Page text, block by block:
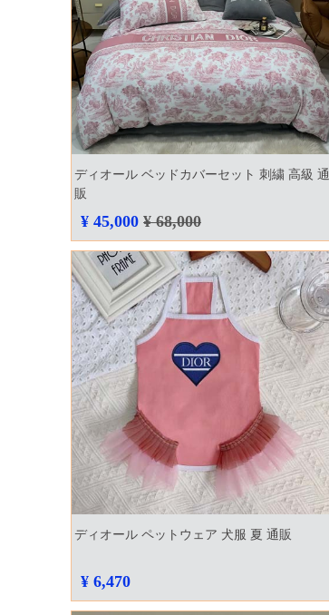
ディオール ベッドカバーセット 刺繍 高級 通
販
¥ 45,000 ¥ 68,000
ディオール ペットウェア 犬服 夏 通販
¥ 6,470